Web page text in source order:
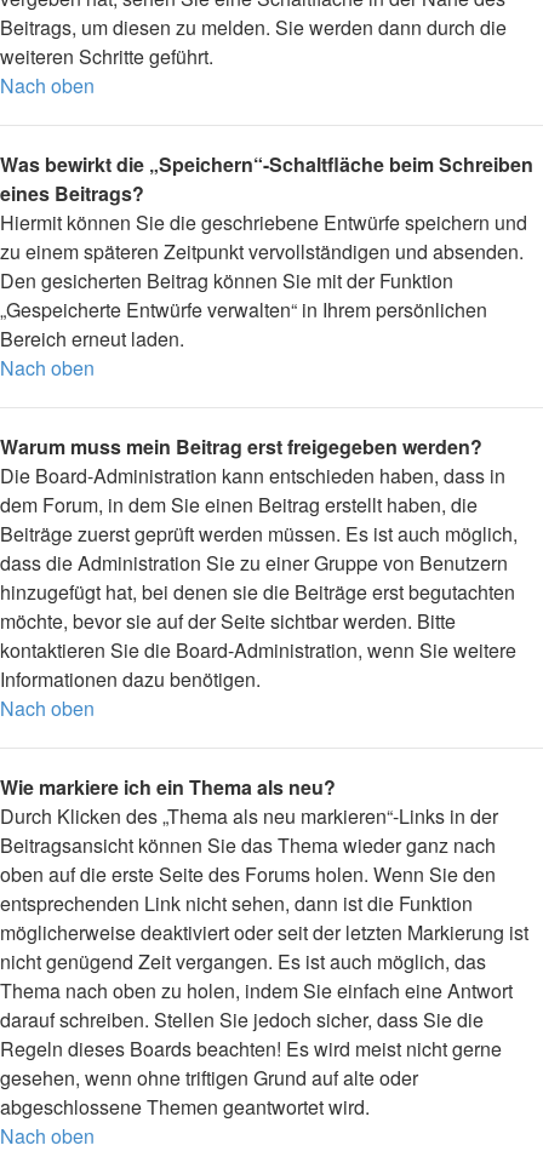
Beitrags, um diesen zu melden. Sie werden dann durch die
weiteren Schritte geführt.
Nach oben
Was bewirkt die „Speichern“-Schaltfläche beim Schreiben
eines Beitrags?
Hiermit können Sie die geschriebene Entwürfe speichern und
zu einem späteren Zeitpunkt vervollständigen und absenden.
Den gesicherten Beitrag können Sie mit der Funktion
„Gespeicherte Entwürfe verwalten“ in Ihrem persönlichen
Bereich erneut laden.
Nach oben
Warum muss mein Beitrag erst freigegeben werden?
Die Board-Administration kann entschieden haben, dass in
dem Forum, in dem Sie einen Beitrag erstellt haben, die
Beiträge zuerst geprüft werden müssen. Es ist auch möglich,
dass die Administration Sie zu einer Gruppe von Benutzern
hinzugefügt hat, bei denen sie die Beiträge erst begutachten
möchte, bevor sie auf der Seite sichtbar werden. Bitte
kontaktieren Sie die Board-Administration, wenn Sie weitere
Informationen dazu benötigen.
Nach oben
Wie markiere ich ein Thema als neu?
Durch Klicken des „Thema als neu markieren“-Links in der
Beitragsansicht können Sie das Thema wieder ganz nach
oben auf die erste Seite des Forums holen. Wenn Sie den
entsprechenden Link nicht sehen, dann ist die Funktion
möglicherweise deaktiviert oder seit der letzten Markierung ist
nicht genügend Zeit vergangen. Es ist auch möglich, das
Thema nach oben zu holen, indem Sie einfach eine Antwort
darauf schreiben. Stellen Sie jedoch sicher, dass Sie die
Regeln dieses Boards beachten! Es wird meist nicht gerne
gesehen, wenn ohne triftigen Grund auf alte oder
abgeschlossene Themen geantwortet wird.
Nach oben